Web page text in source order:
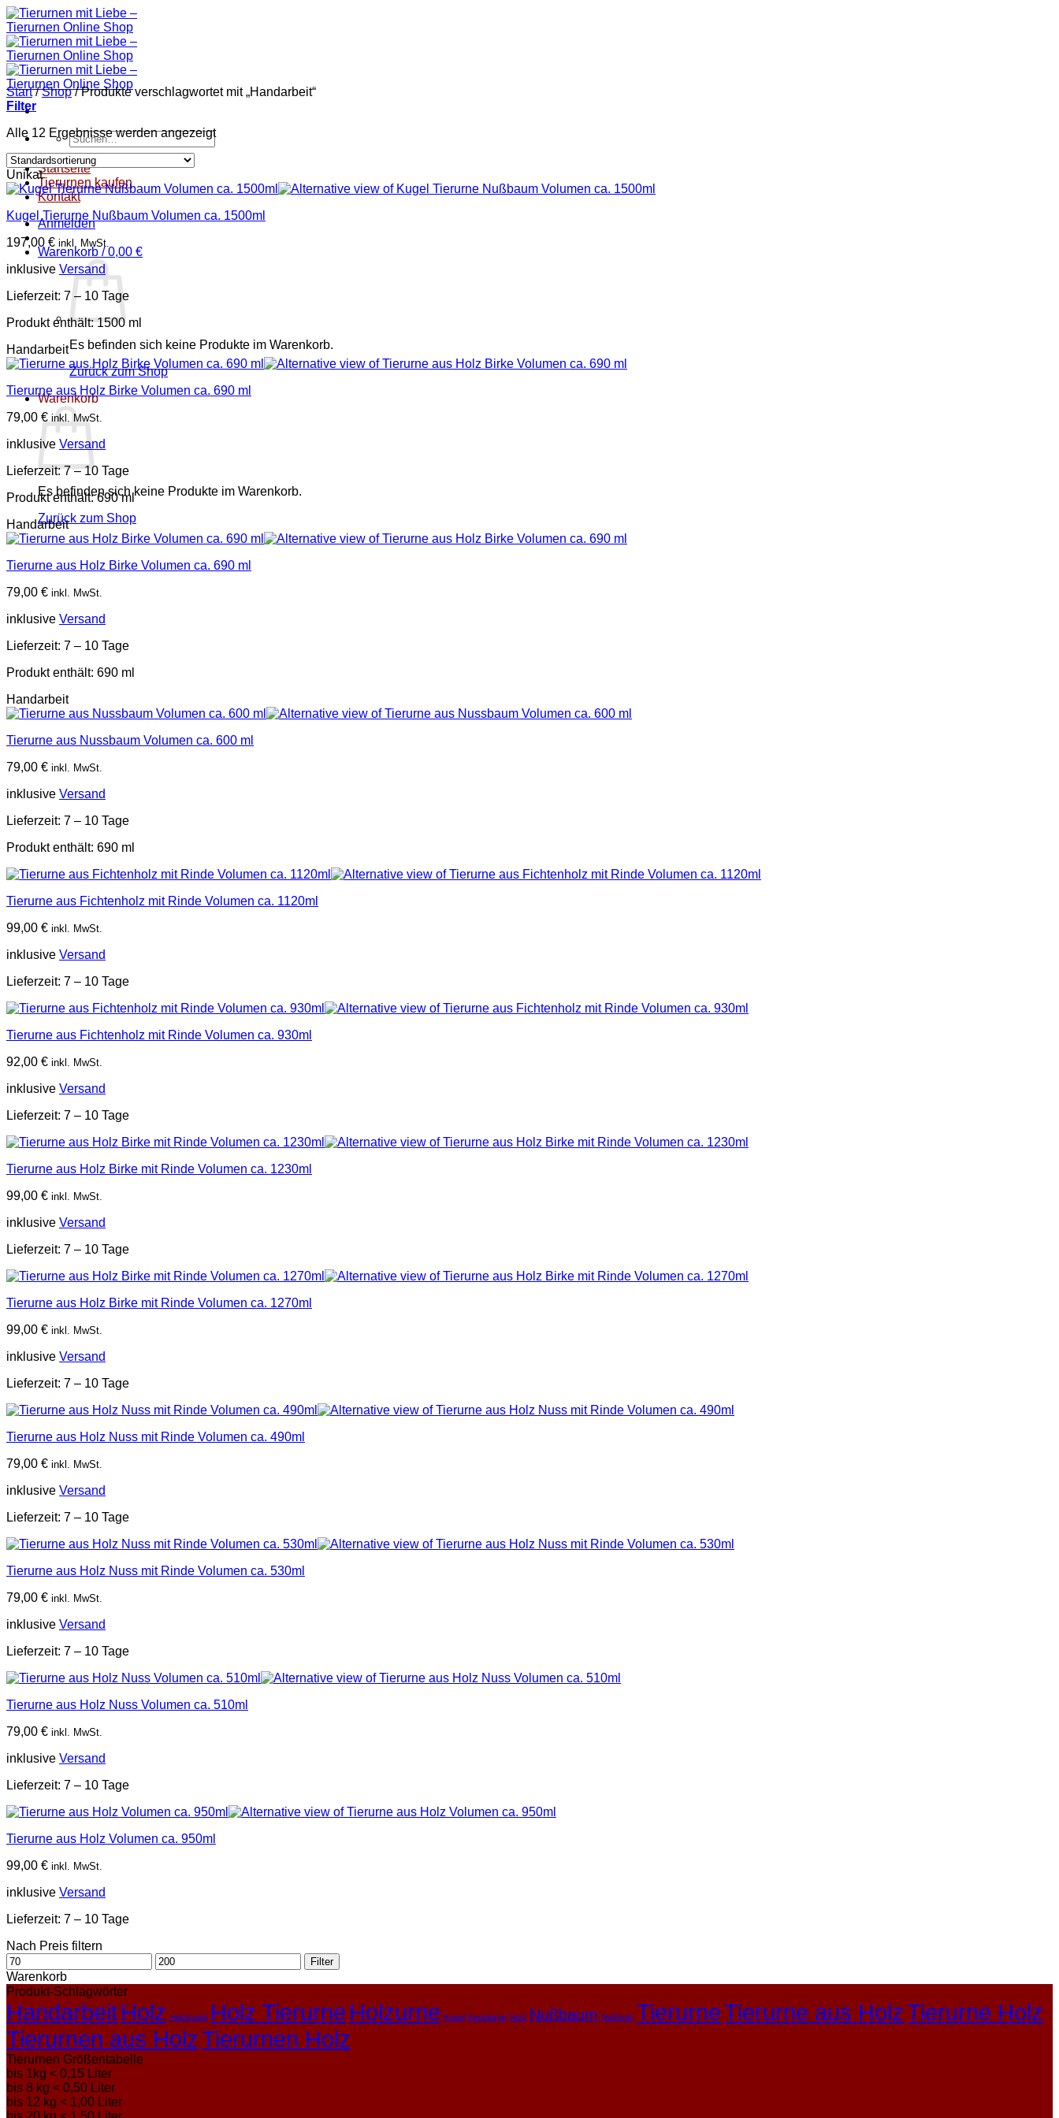
Zum
Inhalt
springen
Suchen
nach:
Startseite
Tierurnen kaufen
Kontakt
Anmelden
Warenkorb /0,00 €
Es befinden sich keine Produkte im Warenkorb.
Zurück zum Shop
Warenkorb
Es befinden sich keine Produkte im Warenkorb.
Zurück zum Shop
Start / Shop /Produkte verschlagwortet mit „Handarbeit“
Filter
Alle 12 Ergebnisse werden angezeigt
Unikat
Kugel Tierurne Nußbaum Volumen ca. 1500ml
197,00 € inkl. MwSt.
inklusive Versand
Lieferzeit: 7 – 10 Tage
Produkt enthält: 1500 ml
Handarbeit
Tierurne aus Holz Birke Volumen ca. 690 ml
79,00 € inkl. MwSt.
inklusive Versand
Lieferzeit:7 – 10 Tage
Produkt enthält: 690ml
Handarbeit
Tierurne aus Holz Birke Volumen ca. 690 ml
79,00 € inkl. MwSt.
inklusive Versand
Lieferzeit: 7 – 10 Tage
Produkt enthält: 690 ml
Handarbeit
Tierurne aus Nussbaum Volumen ca. 600 ml
79,00 € inkl. MwSt.
inklusive Versand
Lieferzeit: 7 – 10 Tage
Produkt enthält: 690 ml
Tierurne aus Fichtenholz mit Rinde Volumen ca. 1120ml
99,00 € inkl. MwSt.
inklusive Versand
Lieferzeit: 7 – 10 Tage
Tierurne aus Fichtenholz mit Rinde Volumen ca. 930ml
92,00 € inkl. MwSt.
inklusive Versand
Lieferzeit: 7 – 10 Tage
Tierurne aus Holz Birke mit Rinde Volumen ca. 1230ml
99,00 € inkl. MwSt.
inklusive Versand
Lieferzeit: 7 – 10 Tage
Tierurne aus Holz Birke mit Rinde Volumen ca. 1270ml
99,00 € inkl. MwSt.
inklusive Versand
Lieferzeit: 7 – 10 Tage
Tierurne aus Holz Nuss mit Rinde Volumen ca. 490ml
79,00 € inkl. MwSt.
inklusive Versand
Lieferzeit: 7 – 10 Tage
Tierurne aus Holz Nuss mit Rinde Volumen ca. 530ml
79,00 € inkl. MwSt.
inklusive Versand
Lieferzeit: 7 – 10 Tage
Tierurne aus Holz Nuss Volumen ca. 510ml
79,00 € inkl. MwSt.
inklusive Versand
Lieferzeit: 7 – 10 Tage
Tierurne aus Holz Volumen ca. 950ml
99,00 € inkl. MwSt.
inklusive Versand
Lieferzeit: 7 – 10 Tage
Nach Preis filtern
Min.
Preis
Max.
Preis
Filter
Warenkorb
Produkt-Schlagwörter
HandarbeitHolz Holzkugel Holz Tierurne Holzurne Kugel Kugelurne Nuß Nußbaum Nußholz TierurneTierurne aus HolzTierurne Holz
Tierurnen aus HolzTierurnen Holz
Tierurnen Größentabelle
bis 1kg < 0,15 Liter
bis 8 kg < 0,50 Liter
bis 12 kg < 1,00 Liter